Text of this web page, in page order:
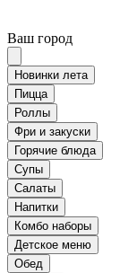
Ваш город
Новинки лета
Пицца
Роллы
Фри и закуски
Горячие блюда
Супы
Салаты
Напитки
Комбо наборы
Детское меню
Обед